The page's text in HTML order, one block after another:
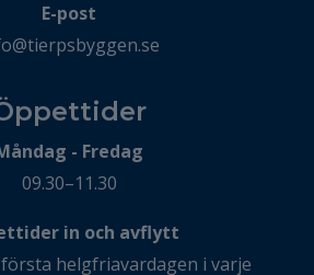
E-post
- Fredag
09.30–11.30
in och avflytt
helgfriavardagen i varje